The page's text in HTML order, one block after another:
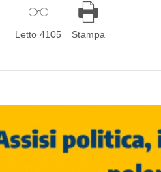
Letto 4105 Stampa